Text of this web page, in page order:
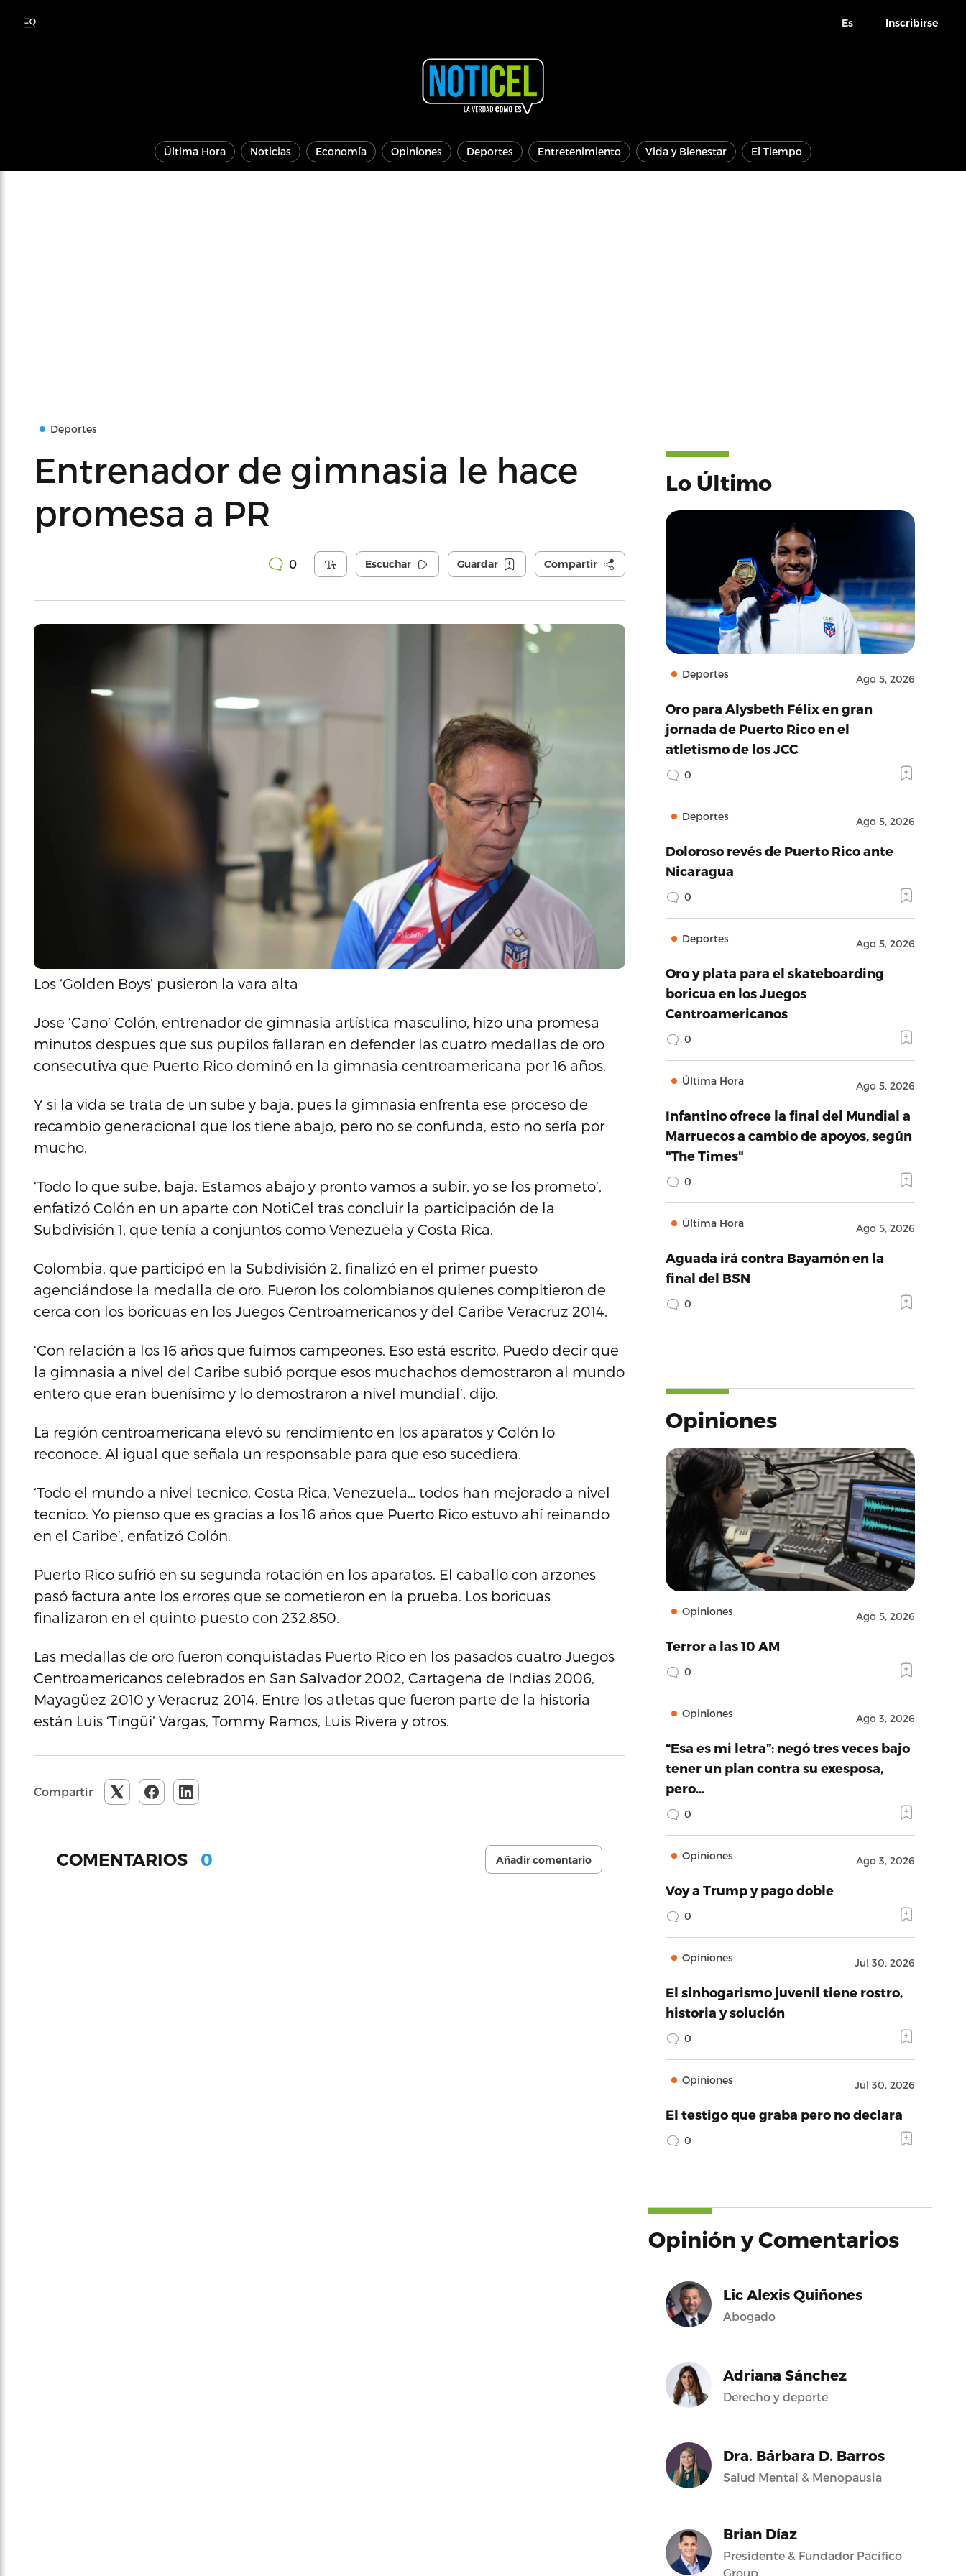
Es Inscribirse
Última Hora Noticias Economía Opiniones Deportes Entretenimiento Vida y Bienestar El Tiempo
Deportes
Entrenador de gimnasia le hace
promesa a PR
0 Escuchar Guardar Compartir
Los ‘Golden Boys’ pusieron la vara alta
Jose ‘Cano’ Colón, entrenador de gimnasia artística masculino, hizo una promesa
minutos despues que sus pupilos fallaran en defender las cuatro medallas de oro
consecutiva que Puerto Rico dominó en la gimnasia centroamericana por 16 años.
Y si la vida se trata de un sube y baja, pues la gimnasia enfrenta ese proceso de
recambio generacional que los tiene abajo, pero no se confunda, esto no sería por
mucho.
‘Todo lo que sube, baja. Estamos abajo y pronto vamos a subir, yo se los prometo’,
enfatizó Colón en un aparte con NotiCel tras concluir la participación de la
Subdivisión 1, que tenía a conjuntos como Venezuela y Costa Rica.
Colombia, que participó en la Subdivisión 2, finalizó en el primer puesto
agenciándose la medalla de oro. Fueron los colombianos quienes compitieron de
cerca con los boricuas en los Juegos Centroamericanos y del Caribe Veracruz 2014.
‘Con relación a los 16 años que fuimos campeones. Eso está escrito. Puedo decir que
la gimnasia a nivel del Caribe subió porque esos muchachos demostraron al mundo
entero que eran buenísimo y lo demostraron a nivel mundial’, dijo.
La región centroamericana elevó su rendimiento en los aparatos y Colón lo
reconoce. Al igual que señala un responsable para que eso sucediera.
‘Todo el mundo a nivel tecnico. Costa Rica, Venezuela… todos han mejorado a nivel
tecnico. Yo pienso que es gracias a los 16 años que Puerto Rico estuvo ahí reinando
en el Caribe’, enfatizó Colón.
Puerto Rico sufrió en su segunda rotación en los aparatos. El caballo con arzones
pasó factura ante los errores que se cometieron en la prueba. Los boricuas
finalizaron en el quinto puesto con 232.850.
Las medallas de oro fueron conquistadas Puerto Rico en los pasados cuatro Juegos
Centroamericanos celebrados en San Salvador 2002, Cartagena de Indias 2006,
Mayagüez 2010 y Veracruz 2014. Entre los atletas que fueron parte de la historia
están Luis ‘Tingüi’ Vargas, Tommy Ramos, Luis Rivera y otros.
Compartir
COMENTARIOS 0 Añadir comentario
Lo Último
Deportes Ago 5, 2026
Oro para Alysbeth Félix en gran
jornada de Puerto Rico en el
atletismo de los JCC
0
Deportes Ago 5, 2026
Doloroso revés de Puerto Rico ante
Nicaragua
0
Deportes Ago 5, 2026
Oro y plata para el skateboarding
boricua en los Juegos
Centroamericanos
0
Última Hora Ago 5, 2026
Infantino ofrece la final del Mundial a
Marruecos a cambio de apoyos, según
"The Times"
0
Última Hora Ago 5, 2026
Aguada irá contra Bayamón en la
final del BSN
0
Opiniones
Opiniones Ago 5, 2026
Terror a las 10 AM
0
Opiniones Ago 3, 2026
“Esa es mi letra”: negó tres veces bajo
tener un plan contra su exesposa,
pero…
0
Opiniones Ago 3, 2026
Voy a Trump y pago doble
0
Opiniones Jul 30, 2026
El sinhogarismo juvenil tiene rostro,
historia y solución
0
Opiniones Jul 30, 2026
El testigo que graba pero no declara
0
Opinión y Comentarios
Lic Alexis Quiñones
Abogado
Adriana Sánchez
Derecho y deporte
Dra. Bárbara D. Barros
Salud Mental & Menopausia
Brian Díaz
Presidente & Fundador Pacifico
Group